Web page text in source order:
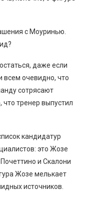
с Моуринью.
даже если
всем очевидно, что
сотрясают
что тренер выпустил
кандидатур
это Жозе
и Скалони
Жозе мелькает
источников.